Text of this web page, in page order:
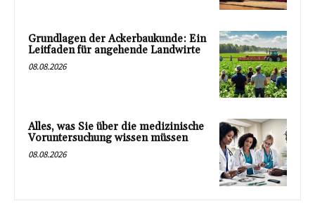
Grundlagen der Ackerbaukunde: Ein
Leitfaden für angehende Landwirte
08.08.2026
Alles, was Sie über die medizinische
Voruntersuchung wissen müssen
08.08.2026